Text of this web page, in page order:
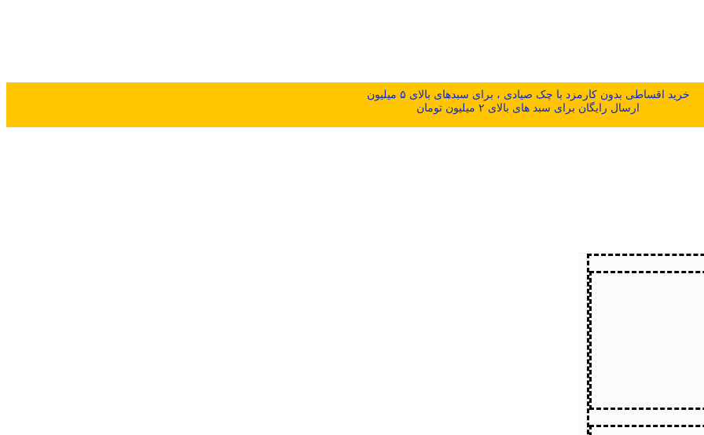
خرید اقساطی بدون کارمزد با چک صیادی ، برای سبدهای بالای ۵ میلیون
ارسال رایگان برای سبد های بالای ۲ میلیون تومان